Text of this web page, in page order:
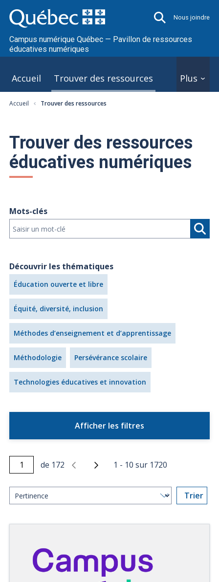
Nous joindre
Campus numérique Québec — Pavillon de ressources
éducatives numériques
Accueil Trouver des ressources Plus
Accueil Trouver des ressources
Trouver des ressources
éducatives numériques
Mots-clés
Découvrir les thématiques
Éducation ouverte et libre
Équité, diversité, inclusion
Méthodes d’enseignement et d’apprentissage
Méthodologie Persévérance scolaire
Technologies éducatives et innovation
Afficher les filtres
de 172 1 - 10 sur 1720
Trier